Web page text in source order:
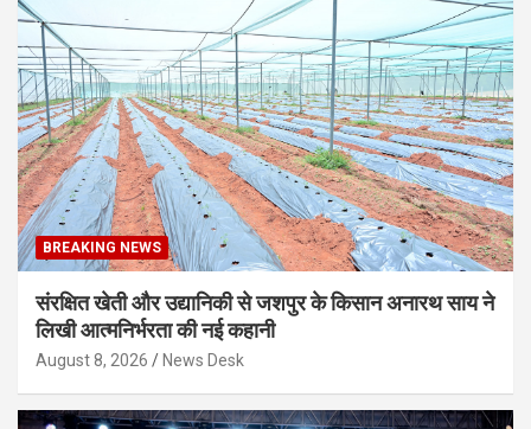
BREAKING NEWS
संरक्षित खेती और उद्यानिकी से जशपुर के किसान अनारथ साय ने
लिखी आत्मनिर्भरता की नई कहानी
August 8, 2026 News Desk